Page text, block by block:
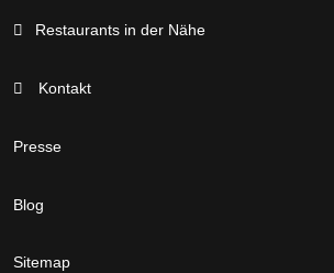
Restaurants in der Nähe
Kontakt
Presse
Blog
Sitemap